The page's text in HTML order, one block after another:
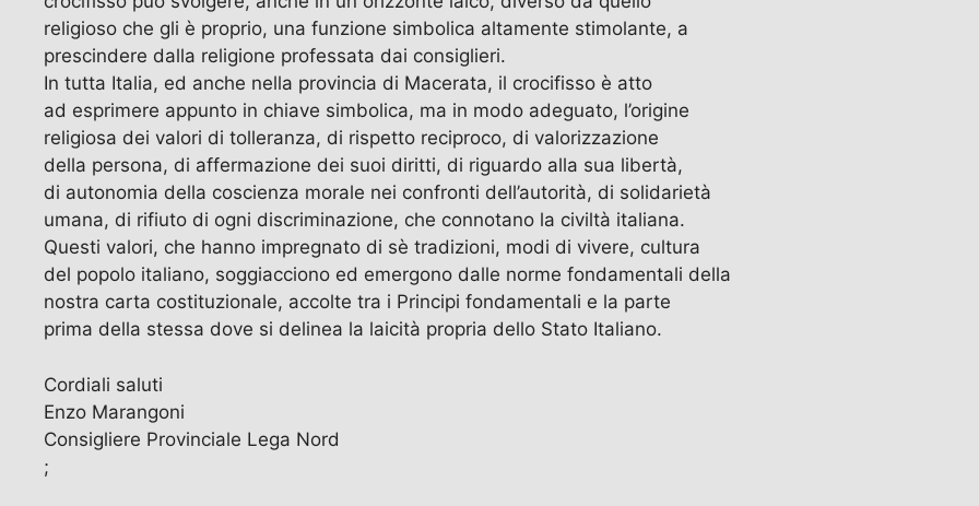
religioso che gli è proprio, una funzione simbolica altamente stimolante, a
prescindere dalla religione professata dai consiglieri.
In tutta Italia, ed anche nella provincia di Macerata, il crocifisso è atto
ad esprimere appunto in chiave simbolica, ma in modo adeguato, l’origine
religiosa dei valori di tolleranza, di rispetto reciproco, di valorizzazione
della persona, di affermazione dei suoi diritti, di riguardo alla sua libertà,
di autonomia della coscienza morale nei confronti dell’autorità, di solidarietà
umana, di rifiuto di ogni discriminazione, che connotano la civiltà italiana.
Questi valori, che hanno impregnato di sè tradizioni, modi di vivere, cultura
del popolo italiano, soggiacciono ed emergono dalle norme fondamentali della
nostra carta costituzionale, accolte tra i Principi fondamentali e la parte
prima della stessa dove si delinea la laicità propria dello Stato Italiano.
Cordiali saluti
Enzo Marangoni
Consigliere Provinciale Lega Nord
;